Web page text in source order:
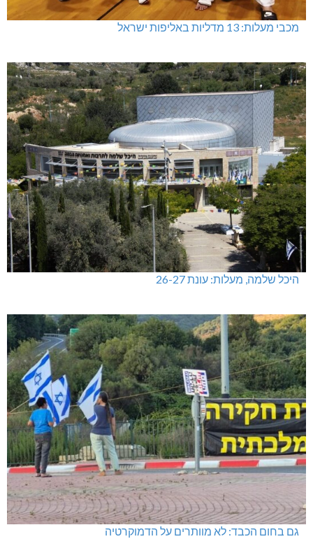
מכבי מעלות: 13 מדליות באליפות ישראל
היכל שלמה, מעלות: עונת 26-27
גם בחום הכבד: לא מוותרים על הדמוקרטיה